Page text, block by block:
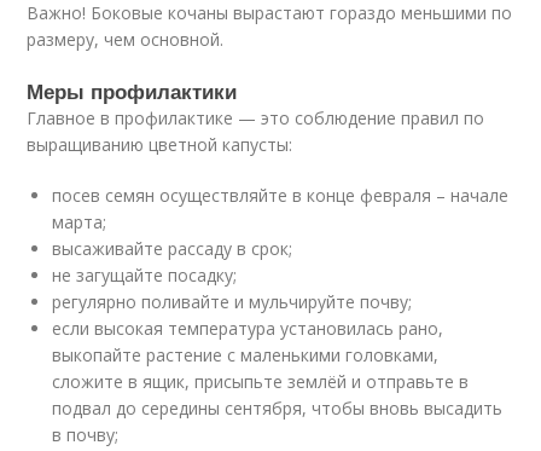
Важно! Боковые кочаны вырастают гораздо меньшими по
размеру, чем основной.
Меры профилактики
Главное в профилактике — это соблюдение правил по
выращиванию цветной капусты:
посев семян осуществляйте в конце февраля – начале
марта;
высаживайте рассаду в срок;
не загущайте посадку;
регулярно поливайте и мульчируйте почву;
если высокая температура установилась рано,
выкопайте растение с маленькими головками,
сложите в ящик, присыпьте землёй и отправьте в
подвал до середины сентября, чтобы вновь высадить
в почву;